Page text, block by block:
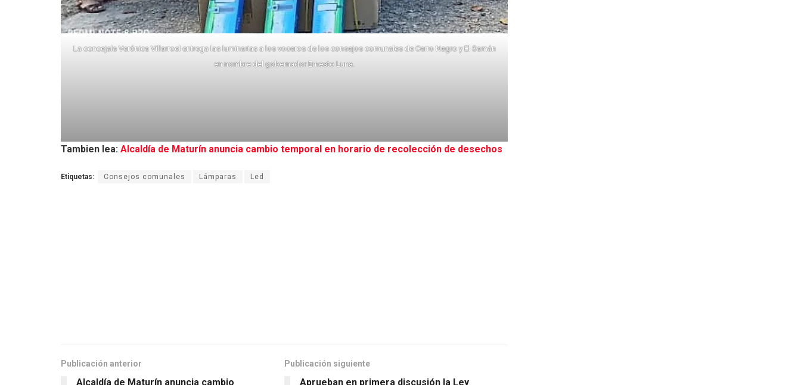
La concejala Verónica Villarroel entrega las luminarias a los voceros de los consejos comunales de Cerro Negro y El Samán
en nombre del gobernador Ernesto Luna.
Tambien lea: Alcaldía de Maturín anuncia cambio temporal en horario de recolección de desechos
Etiquetas: Consejos comunales Lámparas Led
Publicación anterior
Alcaldía de Maturín anuncia cambio
Publicación siguiente
Aprueban en primera discusión la Ley